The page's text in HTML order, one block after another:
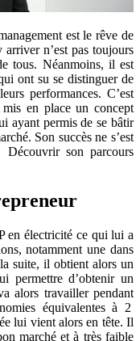
est le rêve de
n’est pas toujours
tous. Néanmoins, il est
ont su se distinguer de
performances. C’est
en place un concept
ayant permis de se bâtir
Son succès ne s’est
son parcours
en électricité ce qui lui a
notamment une dans
suite, il obtient alors un
permettre d’obtenir un
alors travailler pendant
équivalentes à 2
lui vient alors en tête. Il
marché et à très faible